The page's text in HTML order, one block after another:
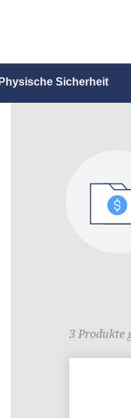
Physische Sicherheit
3 Produkte